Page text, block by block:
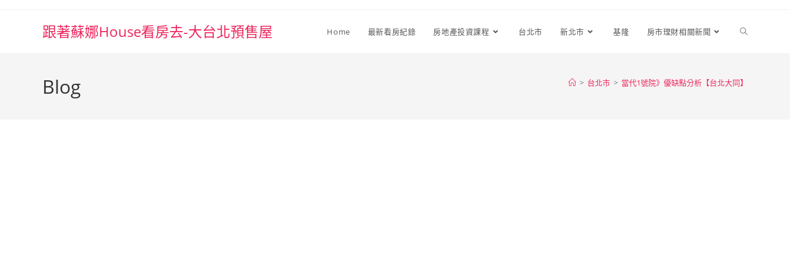
跟著蘇娜House看房去-大台北預售屋 Home 最新看房紀錄 房地產投資課程 台北市 新北市 基隆 房市理財相關新聞
Blog > 台北市 > 當代1號院》優缺點分析【台北大同】